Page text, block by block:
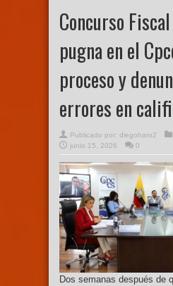
Concurso
pugna en el
proceso y
errores en
Publicado por: diegoharo2
junio 15, 2026
0
Dos semanas después de